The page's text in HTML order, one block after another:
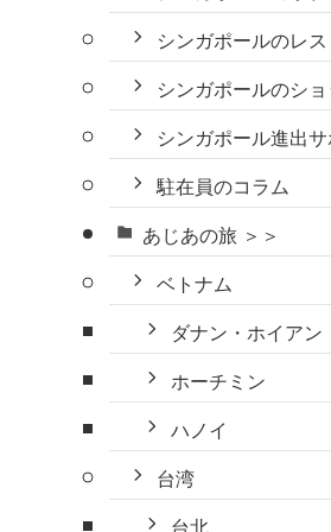
シンガポールのレ
シンガポールのシ
シンガポール進出サ
駐在員のコラム
あじあの旅 ＞＞
ベトナム
ダナン・ホイアン
ホーチミン
ハノイ
台湾
台北